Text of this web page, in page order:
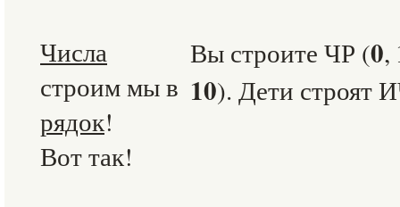
Числа
строим мы в
рядок!
Вот так!
Вы строите ЧР (0,
10). Дети строят